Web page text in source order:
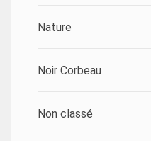
Nature
Noir Corbeau
Non classé